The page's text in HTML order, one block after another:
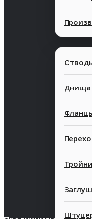
Днища
Современные